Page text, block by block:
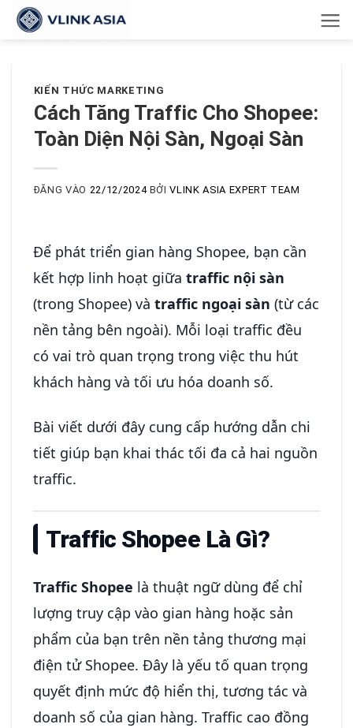
Bỏ
qua
KIẾN THỨC MARKETING
Cách Tăng Traffic Cho Shopee:
Toàn Diện Nội Sàn, Ngoại Sàn
ĐĂNG VÀO 22/12/2024 BỞIVLINK ASIA EXPERT TEAM
Để phát triển gian hàng Shopee, bạn cần
kết hợp linh hoạt giữa traffic nội sàn
(trong Shopee) và traffic ngoại sàn (từ các
nền tảng bên ngoài). Mỗi loại traffic đều
có vai trò quan trọng trong việc thu hút
khách hàng và tối ưu hóa doanh số.
Bài viết dưới đây cung cấp hướng dẫn chi
tiết giúp bạn khai thác tối đa cả hai nguồn
traffic.
Traffic Shopee Là Gì?
Traffic Shopee là thuật ngữ dùng để chỉ
lượng truy cập vào gian hàng hoặc sản
phẩm của bạn trên nền tảng thương mại
điện tử Shopee. Đây là yếu tố quan trọng
quyết định mức độ hiển thị, tương tác và
doanh số của gian hàng. Traffic cao đồng